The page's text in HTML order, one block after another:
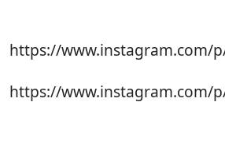
https://www.instagram.com/
https://www.instagram.com/